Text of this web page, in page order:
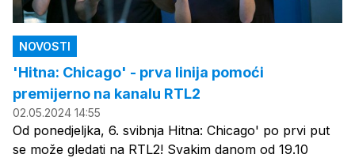
NOVOSTI
'Hitna: Chicago' - prva linija pomoći
premijerno na kanalu RTL2
02.05.2024 14:55
Od ponedjeljka, 6. svibnja Hitna: Chicago' po prvi put
se može gledati na RTL2! Svakim danom od 19.10